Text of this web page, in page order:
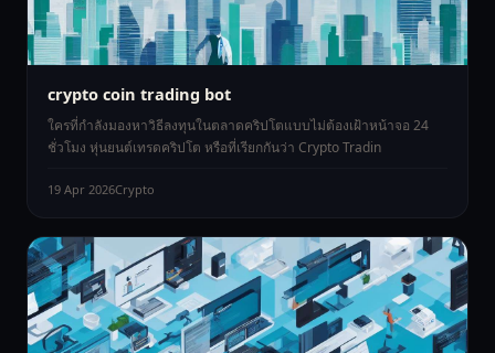
crypto coin trading bot
ใครที่กำลังมองหาวิธีลงทุนในตลาดคริปโตแบบไม่ต้องเฝ้าหน้าจอ 24
ชั่วโมง หุ่นยนต์เทรดคริปโต หรือที่เรียกกันว่า Crypto Tradin
19 Apr 2026Crypto